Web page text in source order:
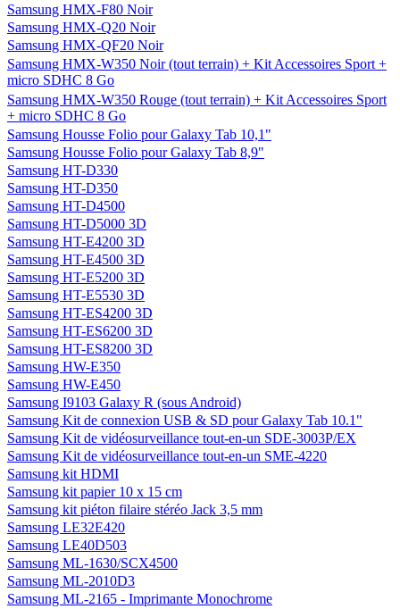
Samsung HMX-F80 Noir
Samsung HMX-Q20 Noir
Samsung HMX-QF20 Noir
Samsung HMX-W350 Noir (tout terrain) + Kit Accessoires Sport +
micro SDHC 8 Go
Samsung HMX-W350 Rouge (tout terrain) + Kit Accessoires Sport
+ micro SDHC 8 Go
Samsung Housse Folio pour Galaxy Tab 10,1"
Samsung Housse Folio pour Galaxy Tab 8,9"
Samsung HT-D330
Samsung HT-D350
Samsung HT-D4500
Samsung HT-D5000 3D
Samsung HT-E4200 3D
Samsung HT-E4500 3D
Samsung HT-E5200 3D
Samsung HT-E5530 3D
Samsung HT-ES4200 3D
Samsung HT-ES6200 3D
Samsung HT-ES8200 3D
Samsung HW-E350
Samsung HW-E450
Samsung I9103 Galaxy R (sous Android)
Samsung Kit de connexion USB & SD pour Galaxy Tab 10.1"
Samsung Kit de vidéosurveillance tout-en-un SDE-3003P/EX
Samsung Kit de vidéosurveillance tout-en-un SME-4220
Samsung kit HDMI
Samsung kit papier 10 x 15 cm
Samsung kit piéton filaire stéréo Jack 3,5 mm
Samsung LE32E420
Samsung LE40D503
Samsung ML-1630/SCX4500
Samsung ML-2010D3
Samsung ML-2165 - Imprimante Monochrome